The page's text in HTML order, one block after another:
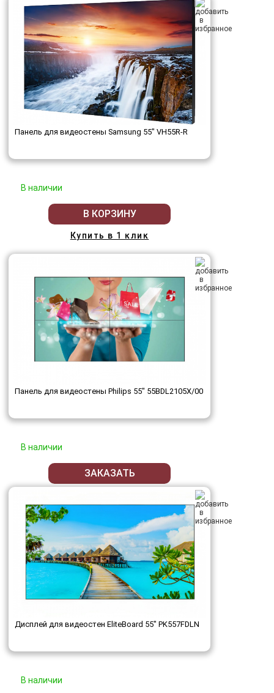
Панель для видеостены Samsung 55" VH55R-R
В наличии
В КОРЗИНУ
Купить в 1 клик
Панель для видеостены Philips 55" 55BDL2105X/00
В наличии
ЗАКАЗАТЬ
Дисплей для видеостен EliteBoard 55" PK557FDLN
В наличии